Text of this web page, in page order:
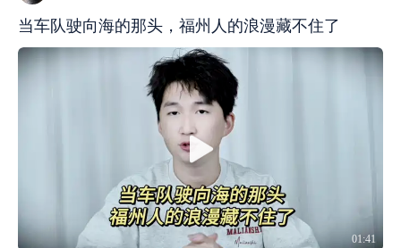
当车队驶向海的那头，福州人的浪漫藏不住了
01:41